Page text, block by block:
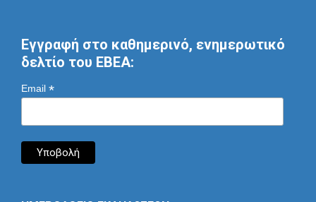
Εγγραφή στο καθημερινό, ενημερωτικό
δελτίο του ΕΒΕΑ:
Email *